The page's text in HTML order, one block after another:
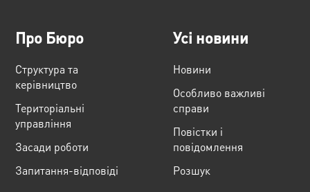
Про Бюро
Структура та
керівництво
Територіальні
управління
Засади роботи
Запитання-відповіді
Усі новини
Новини
Особливо важливі
справи
Повістки і
повідомлення
Розшук